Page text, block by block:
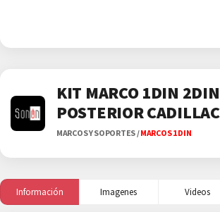
KIT MARCO 1DIN
POSTERIOR CADILLAC
MARCOS Y SOPORTES/MARCOS 1 DIN
Información Imagenes Videos